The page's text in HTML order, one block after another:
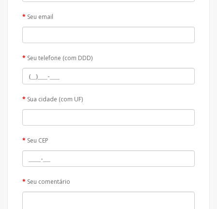
Seu email
Seu telefone (com DDD)
Sua cidade (com UF)
Seu CEP
Seu comentário